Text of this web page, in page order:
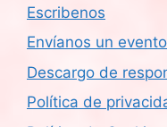
Escribenos
Envíanos un evento
Descargo de
Política de